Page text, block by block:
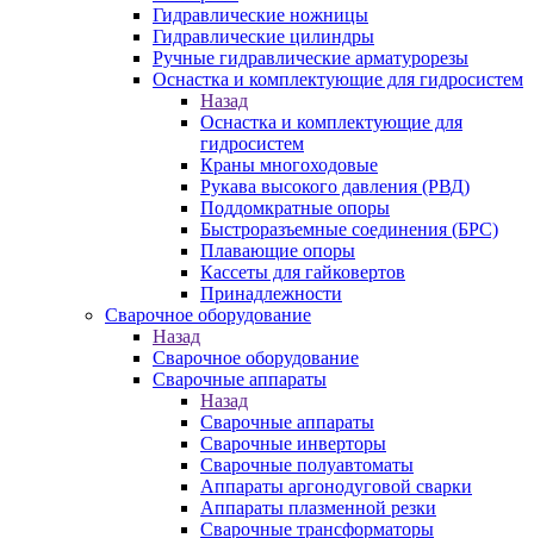
Гидравлические ножницы
Гидравлические цилиндры
Ручные гидравлические арматурорезы
Оснастка и комплектующие для гидросистем
Назад
Оснастка и комплектующие для
гидросистем
Краны многоходовые
Рукава высокого давления (РВД)
Поддомкратные опоры
Быстроразъемные соединения (БРС)
Плавающие опоры
Кассеты для гайковертов
Принадлежности
Сварочное оборудование
Назад
Сварочное оборудование
Сварочные аппараты
Назад
Сварочные аппараты
Сварочные инверторы
Сварочные полуавтоматы
Аппараты аргонодуговой сварки
Аппараты плазменной резки
Сварочные трансформаторы